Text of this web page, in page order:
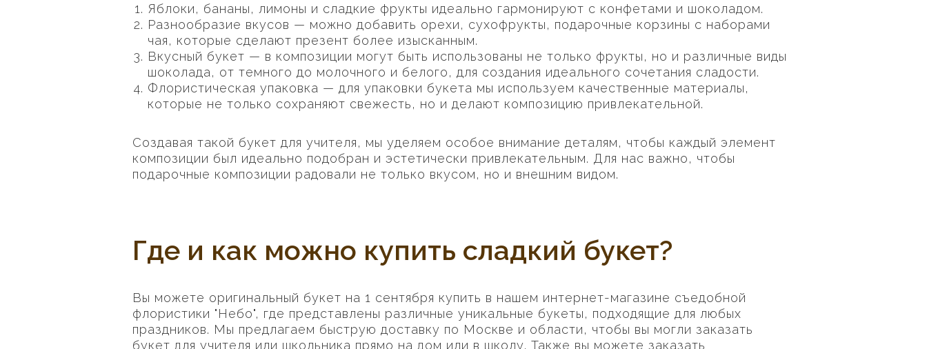
Яблоки, бананы, лимоны и сладкие фрукты идеально гармонируют с конфетами и шоколадом.
Разнообразие вкусов — можно добавить орехи, сухофрукты, подарочные корзины с наборами
чая, которые сделают презент более изысканным.
Вкусный букет — в композиции могут быть использованы не только фрукты, но и различные виды
шоколада, от темного до молочного и белого, для создания идеального сочетания сладости.
Флористическая упаковка — для упаковки букета мы используем качественные материалы,
которые не только сохраняют свежесть, но и делают композицию привлекательной.
Создавая такой букет для учителя, мы уделяем особое внимание деталям, чтобы каждый элемент
композиции был идеально подобран и эстетически привлекательным. Для нас важно, чтобы
подарочные композиции радовали не только вкусом, но и внешним видом.
Где и как можно купить сладкий букет?
Вы можете оригинальный букет на 1 сентября купить в нашем интернет-магазине съедобной
флористики "Небо", где представлены различные уникальные букеты, подходящие для любых
праздников. Мы предлагаем быструю доставку по Москве и области, чтобы вы могли заказать
букет для учителя или школьника прямо на дом или в школу. Также вы можете заказать